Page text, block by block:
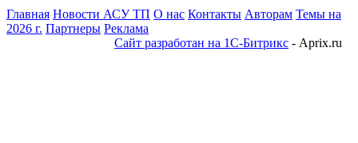
Главная Новости АСУ ТП О нас Контакты Авторам Темы на
2026 г. Партнеры Реклама
Сайт разработан на 1С-Битрикс - Aprix.ru